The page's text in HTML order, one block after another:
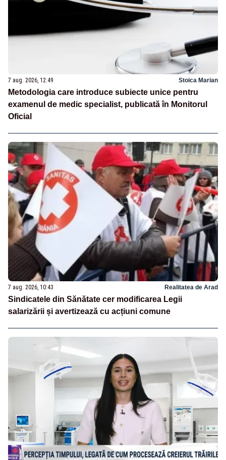
7 aug. 2026, 12:49 Stoica Marian
Metodologia care introduce subiecte unice pentru
examenul de medic specialist, publicată în Monitorul
Oficial
7 aug. 2026, 10:43 Realitatea de Arad
Sindicatele din Sănătate cer modificarea Legii
salarizării și avertizează cu acțiuni comune